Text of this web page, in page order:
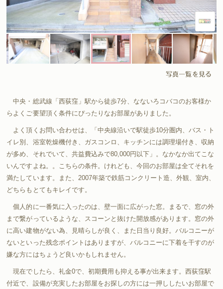
写真一覧を見る
中央・総武線「西荻窪」駅から徒歩7分、なないろコバコのお客様か
らよくご要望頂く条件にぴったりなお部屋がありました。
よく頂くお問い合わせは、「中央線沿いで駅徒歩10分圏内、バス・ト
イレ別、浴室乾燥機付き、ガスコンロ、キッチンには調理場付き、収納
が多め、それでいて、共益費込みで80,000円以下」。なかなか出てこな
いんですよね。。こちらの条件。けれども、今回のお部屋は全てそれを
満たしています。また、2007年築で鉄筋コンクリート造、外観、室内、
どちらもとてもキレイです。
個人的に一番気に入ったのは、壁一面に広がった窓。まるで、窓の外
まで繋がっているような、スコーンと抜けた開放感があります。窓の外
に高い建物がない為、見晴らしが良く、また日当り良好。バルコニーが
ないといった残念ポイントはありますが、バルコニーに下着を干すのが
嫌な方にはちょうど良いかもしれません。
現在でしたら、礼金0で、初期費用も抑える事が出来ます。西荻窪駅
付近で、設備が充実したお部屋をお探しの方には一押ししたいお部屋で